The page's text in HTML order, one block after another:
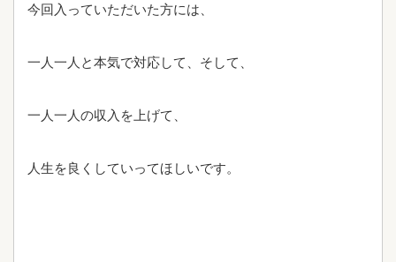
今回入っていただいた方には、
一人一人と本気で対応して、そして、
一人一人の収入を上げて、
人生を良くしていってほしいです。